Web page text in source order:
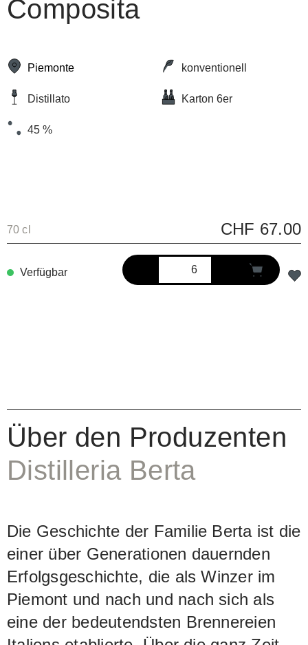
Composita
Piemonte konventionell
Distillato Karton 6er
45 %
70 cl CHF 67.00
Verfügbar
Über den Produzenten
Distilleria Berta
Die Geschichte der Familie Berta ist die
einer über Generationen dauernden
Erfolgsgeschichte, die als Winzer im
Piemont und nach und nach sich als
eine der bedeutendsten Brennereien